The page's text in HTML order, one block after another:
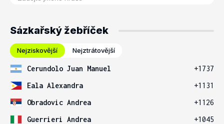
Sázkařský žebříček
Nejziskovější Nejztrátovější
Cerundolo Juan Manuel
+1737
Eala Alexandra
+1131
Obradovic Andrea
+1126
Guerrieri Andrea
+1045